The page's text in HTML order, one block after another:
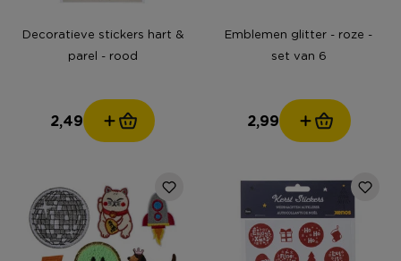
Decoratieve stickers hart &
parel - rood
2,49
Emblemen glitter - roze -
set van 6
2,99